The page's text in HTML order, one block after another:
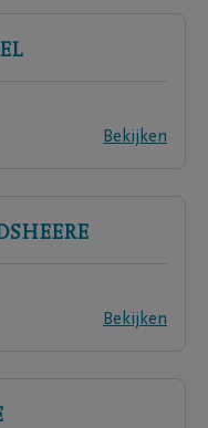
Bekijken
Bekijken